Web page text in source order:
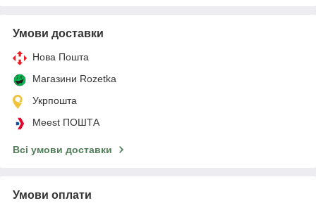
Умови доставки
Нова Пошта
Магазини Rozetka
Укрпошта
Meest ПОШТА
Всі умови доставки
Умови оплати